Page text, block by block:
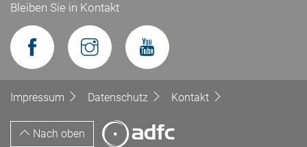
Bleiben Sie in Kontakt
Impressum Datenschutz Kontakt
Nach oben